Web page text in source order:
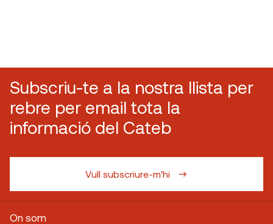
Subscriu-te a la nostra llista per
rebre per email tota la
informació del Cateb
Vull subscriure-m'hi
On som